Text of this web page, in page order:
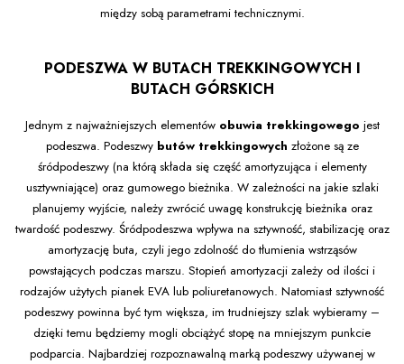
między sobą parametrami technicznymi.
PODESZWA W BUTACH TREKKINGOWYCH I
BUTACH GÓRSKICH
Jednym z najważniejszych elementów obuwia trekkingowego jest
podeszwa. Podeszwy butów trekkingowych złożone są ze
śródpodeszwy (na którą składa się część amortyzująca i elementy
usztywniające) oraz gumowego bieżnika. W zależności na jakie szlaki
planujemy wyjście, należy zwrócić uwagę konstrukcję bieżnika oraz
twardość podeszwy. Śródpodeszwa wpływa na sztywność, stabilizację oraz
amortyzację buta, czyli jego zdolność do tłumienia wstrząsów
powstających podczas marszu. Stopień amortyzacji zależy od ilości i
rodzajów użytych pianek EVA lub poliuretanowych. Natomiast sztywność
podeszwy powinna być tym większa, im trudniejszy szlak wybieramy –
dzięki temu będziemy mogli obciążyć stopę na mniejszym punkcie
podparcia. Najbardziej rozpoznawalną marką podeszwy używanej w